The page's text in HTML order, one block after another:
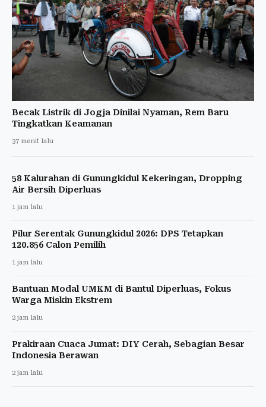
Becak Listrik di Jogja Dinilai Nyaman, Rem Baru
Tingkatkan Keamanan
37 menit lalu
58 Kalurahan di Gunungkidul Kekeringan, Dropping
Air Bersih Diperluas
1 jam lalu
Pilur Serentak Gunungkidul 2026: DPS Tetapkan
120.856 Calon Pemilih
1 jam lalu
Bantuan Modal UMKM di Bantul Diperluas, Fokus
Warga Miskin Ekstrem
2 jam lalu
Prakiraan Cuaca Jumat: DIY Cerah, Sebagian Besar
Indonesia Berawan
2 jam lalu